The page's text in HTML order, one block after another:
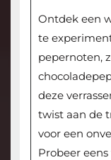
Ontdek een
te
pepernoten,
deze
twist aan de
voor een
Probeer